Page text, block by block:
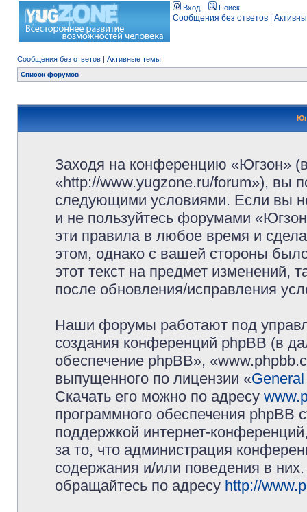
Вход Поиск
Сообщения без ответов
Сообщения без ответов | Активные темы
Список форумов
Заходя на конференцию «Югзон»
«http://www.yugzone.ru/forum»), вы
следующими условиями. Если вы
и не пользуйтесь форумами
эти правила в любое время и
этом, однако с вашей стороны
этот текст на предмет изменений,
после обновления/исправления
Наши форумы работают под
создания конференций phpBB (в
обеспечение phpBB»,
выпущенного по лицензии «
Скачать его можно по адресу
программного обеспечения phpBB
поддержкой интернет-
за то, что администрация
содержания и/или поведения в
обращайтесь по адресу http://